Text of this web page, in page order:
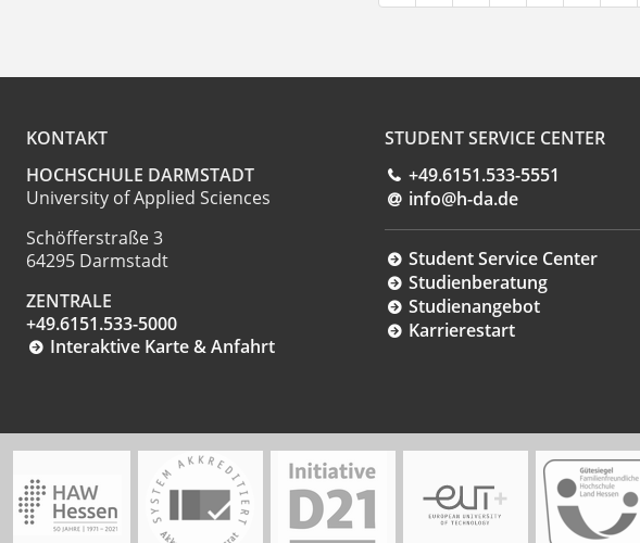
KONTAKT
HOCHSCHULE DARMSTADT
University of Applied Sciences
Schöfferstraße 3
64295 Darmstadt
ZENTRALE
+49.6151.533-5000
Interaktive Karte & Anfahrt
STUDENT SERVICE CENTER
+49.6151.533-5551
info@h-da.de
Student Service Center
Studienberatung
Studienangebot
Karrierestart